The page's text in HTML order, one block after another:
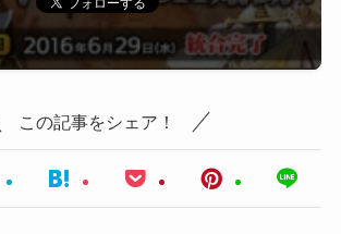
この記事をシェア！